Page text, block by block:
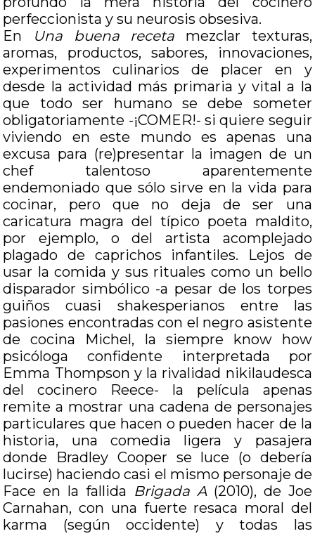
perfeccionista y su neurosis obsesiva.
En
Una buena receta mezclar texturas,
aromas, productos, sabores, innovaciones,
experimentos culinarios de placer en y
desde la actividad más primaria y vital a la
que todo ser humano se debe someter
obligatoriamente -¡COMER!- si quiere seguir
viviendo en este mundo es apenas una
excusa para (re)presentar la imagen de un
chef talentoso aparentemente
endemoniado que sólo sirve en la vida para
cocinar, pero que no deja de ser una
caricatura magra del típico poeta maldito,
por ejemplo, o del artista acomplejado
plagado de caprichos infantiles. Lejos de
usar la comida y sus rituales como un bello
disparador simbólico -a pesar de los torpes
guiños cuasi shakesperianos entre las
pasiones encontradas con el negro asistente
de cocina Michel, la siempre know how
psicóloga confidente interpretada por
Emma Thompson y la rivalidad nikilaudesca
del cocinero Reece- la película apenas
remite a mostrar una cadena de personajes
particulares que hacen o pueden hacer de la
historia, una comedia ligera y pasajera
donde Bradley Cooper se luce (o debería
lucirse) haciendo casi el mismo personaje de
Face en la fallida Brigada A(2010), de Joe
Carnahan, con una fuerte resaca moral del
karma (según occidente) y todas las